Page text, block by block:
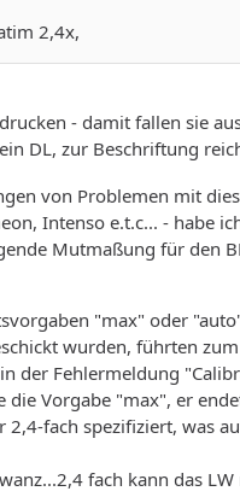
2,4x,
- damit fallen sie
DL, zur Beschriftung
von Problemen mit
Intenso e.t.c... - habe
Mutmaßung für den
"max" oder
wurden, führten
der Fehlermeldung
die Vorgabe "max", er
fach spezifiziert, was
fach kann das